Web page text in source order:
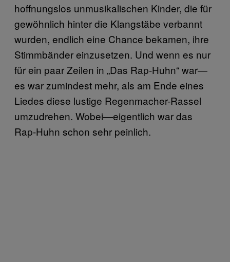
hoffnungslos unmusikalischen Kinder, die für
gewöhnlich hinter die Klangstäbe verbannt
wurden, endlich eine Chance bekamen, ihre
Stimmbänder einzusetzen. Und wenn es nur
für ein paar Zeilen in „Das Rap-Huhn“ war—
es war zumindest mehr, als am Ende eines
Liedes diese lustige Regenmacher-Rassel
umzudrehen. Wobei—eigentlich war das
Rap-Huhn schon sehr peinlich.